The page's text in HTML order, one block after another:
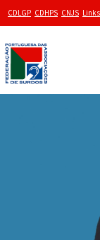
CDLGP CDHPS CNJS Links